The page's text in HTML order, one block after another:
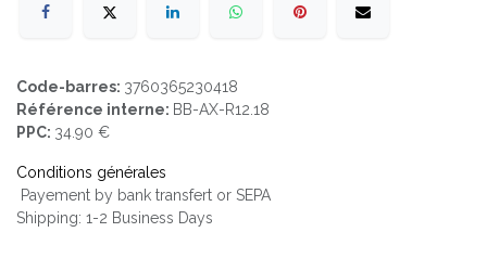
Code-barres: 3760365230418
Référence interne: BB-AX-R12.18
PPC: 34.90 €
Conditions générales
Payement by bank transfert or SEPA
Shipping: 1-2 Business Days